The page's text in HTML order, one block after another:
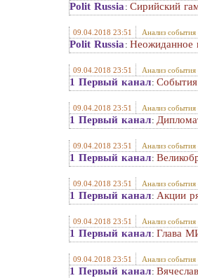
Polit Russia : Сирийский
09.04.2018 23:51 Анализ события
Polit Russia : Неожиданное
09.04.2018 23:51 Анализ события
1 Первый канал:
09.04.2018 23:51 Анализ события
1 Первый канал:
09.04.2018 23:51 Анализ события
1 Первый канал:
09.04.2018 23:51 Анализ события
1 Первый канал: Акции
09.04.2018 23:51 Анализ события
1 Первый канал: Глава
09.04.2018 23:51 Анализ события
1 Первый канал: